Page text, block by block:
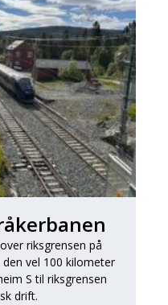
riksgrensen på
vel 100 kilometer
S til riksgrensen
drift.